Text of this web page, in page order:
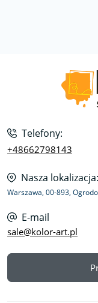
Telefony:
+48662798143
Nasza lokalizacja:
Warszawa, 00-893,
E-mail
sale@kolor-art.pl